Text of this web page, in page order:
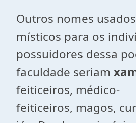
Outros nomes
místicos para os
possuidores dessa
faculdade seriam
feiticeiros, médico-
feiticeiros, magos,